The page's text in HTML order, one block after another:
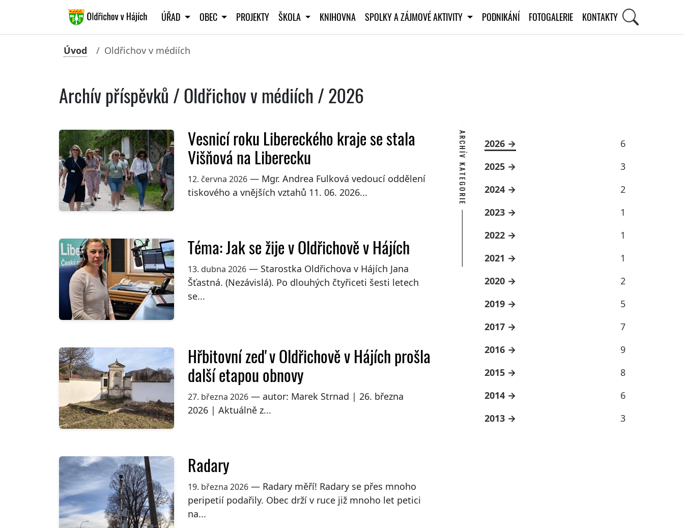
ÚŘAD OBEC PROJEKTY ŠKOLA KNIHOVNA SPOLKY A ZÁJMOVÉ AKTIVITY PODNIKÁNÍ FOTOGALERIE KONTAKTY
Úvod Oldřichov v médiích
Archív příspěvků / Oldřichov v médiích / 2026
Vesnicí roku Libereckého kraje se stala
Višňová na Liberecku
12. června 2026— Mgr. Andrea Fulková vedoucí oddělení
tiskového a vnějších vztahů 11. 06. 2026...
Téma: Jak se žije v Oldřichově v Hájích
13. dubna 2026— Starostka Oldřichova v Hájích Jana
Šťastná. (Nezávislá). Po dlouhých čtyřiceti šesti letech
se...
Hřbitovní zeď v Oldřichově v Hájích prošla
další etapou obnovy
27. března 2026— autor: Marek Strnad | 26. března
2026 | Aktuálně z...
Radary
19. března 2026— Radary měří! Radary se přes mnoho
peripetií podařily. Obec drží v ruce již mnoho let petici
na...
ARCHÍV KATEGORIE 2026
6
2025
3
2024
2
2023
1
2022
1
2021
1
2020
2
2019
5
2017
7
2016
9
2015
8
2014
6
2013
3